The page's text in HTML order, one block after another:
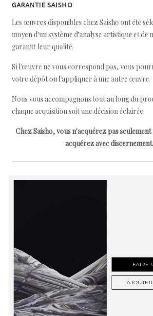
GARANTIE SAISHO
Les œuvres disponibles chez Saisho ont été
moyen d'un système d'analyse artistique et de
garantit leur qualité.
Si l'œuvre ne vous correspond pas, vous
votre dépôt ou l'appliquer à une autre œuvre.
Nous vous accompagnons tout au long du
chaque acquisition soit une décision éclairée.
Chez Saisho, vous n'acquérez pas
acquérez avec discernement.
FAIRE